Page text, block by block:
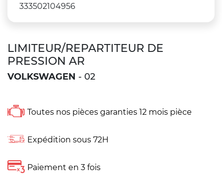
333502104956
LIMITEUR/REPARTITEUR DE
PRESSION AR
VOLKSWAGEN - 02
Toutes nos pièces garanties 12 mois pièce
Expédition sous 72H
Paiement en 3 fois